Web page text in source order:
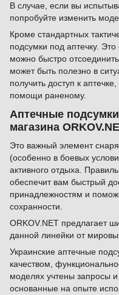
В случае, если вы
попробуйте изменить
Кроме стандартных
подсумки под аптечку.
можно быстро
может быть полезно в
получить доступ к
помощи раненому.
Аптечные подсумки
магазина
Это важный элемент
(особенно в боевых
активного отдыха.
обеспечит вам быстрый
принадлежностям и
сохранности.
ORKOV.NET предлагает
данной линейки от
Украинские аптечные
качеством,
моделях учтены запросы
основанные на опыте